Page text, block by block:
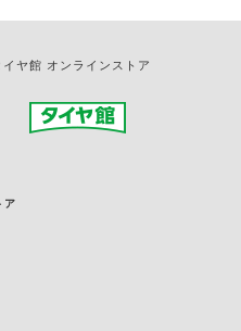
イヤ館 オンラインストア
ア